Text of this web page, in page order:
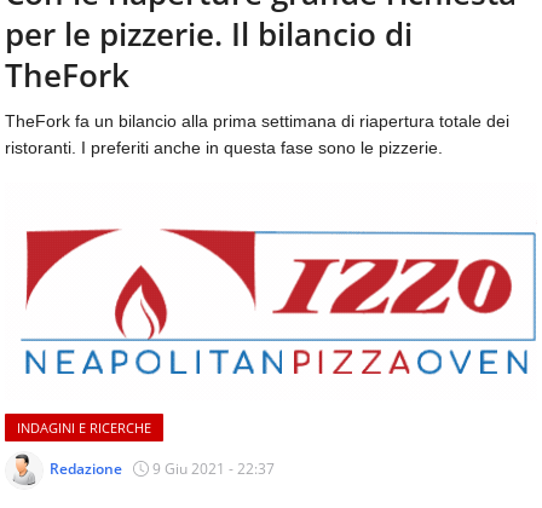
aggiornamenti
quotidiani
su
temi
come
ospitalità,
ristorazione,
beverage,
catering
e
quotidiani
sul
dell'alimentazione,
dei
consumi
CONTATTI
per le pizzerie. Il bilancio di
TheFork
TheFork fa un bilancio alla prima settimana di riapertura totale dei
ristoranti. I preferiti anche in questa fase sono le pizzerie.
INDAGINI E RICERCHE
Redazione 9 Giu 2021 - 22:37